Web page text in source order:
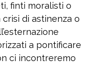
finti moralisti o
di astinenza o
a pontificare
ci incontreremo